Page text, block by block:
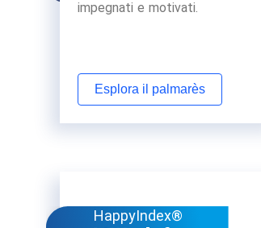
impegnati e motivati.
Esplora il palmarès
HappyIndex®